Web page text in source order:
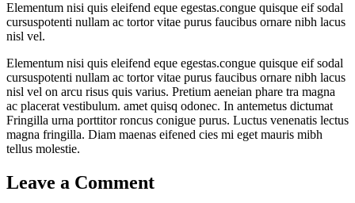
Elementum nisi quis eleifend eque egestas.congue quisque eif sodal
cursuspotenti nullam ac tortor vitae purus faucibus ornare nibh lacus
nisl vel.
Elementum nisi quis eleifend eque egestas.congue quisque eif sodal
cursuspotenti nullam ac tortor vitae purus faucibus ornare nibh lacus
nisl vel on arcu risus quis varius. Pretium aeneian phare tra magna
ac placerat vestibulum. amet quisq odonec. In antemetus dictumat
Fringilla urna porttitor roncus conigue purus. Luctus venenatis lectus
magna fringilla. Diam maenas eifened cies mi eget mauris mibh
tellus molestie.
Leave a Comment